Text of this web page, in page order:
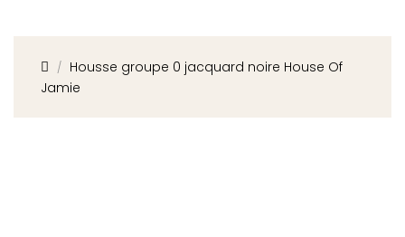
Housse groupe 0 jacquard noire House Of
Jamie